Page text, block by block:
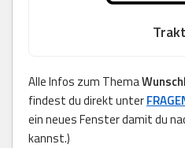
Alle Infos zum Thema
findest du direkt unter
ein neues Fenster damit du
kannst.)